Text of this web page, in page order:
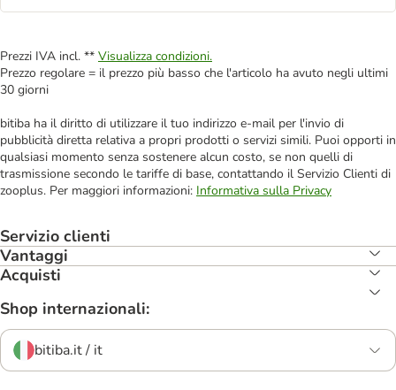
Prezzi IVA incl. ** Visualizza condizioni.
Prezzo regolare = il prezzo più basso che l'articolo ha avuto negli ultimi
30 giorni
bitiba ha il diritto di utilizzare il tuo indirizzo e-mail per l'invio di
pubblicità diretta relativa a propri prodotti o servizi simili. Puoi opporti in
qualsiasi momento senza sostenere alcun costo, se non quelli di
trasmissione secondo le tariffe di base, contattando il Servizio Clienti di
zooplus. Per maggiori informazioni: Informativa sulla Privacy
Servizio clienti
Vantaggi
Acquisti
Shop internazionali:
bitiba.it / it